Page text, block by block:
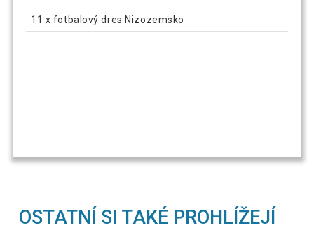
11 x fotbalový dres Nizozemsko
OSTATNÍ SI TAKÉ PROHLÍŽEJÍ